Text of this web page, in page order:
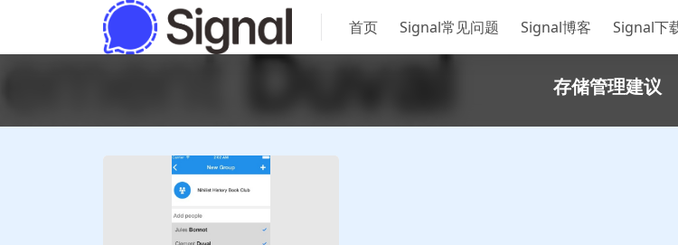
首页 Signal常见问题 Signal博客 Signal下
存储管理建议